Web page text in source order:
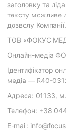
заголовку та
тексту можливе
дозволу Компанії.
ТОВ «ФОКУС
Онлайн-медіа
Ідентифікатор
медіа — R40-
Адреса: 01133, м.
Телефон: +38
E-mail: